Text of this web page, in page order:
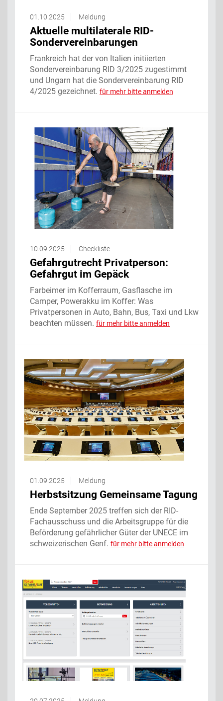
01.10.2025 Meldung
Aktuelle multilaterale RID-
Sondervereinbarungen
Frankreich hat der von Italien initiierten
Sondervereinbarung RID 3/2025 zugestimmt
und Ungarn hat die Sondervereinbarung RID
4/2025 gezeichnet. für mehr bitte anmelden
10.09.2025 Checkliste
Gefahrgutrecht Privatperson:
Gefahrgut im Gepäck
Farbeimer im Kofferraum, Gasflasche im
Camper, Powerakku im Koffer: Was
Privatpersonen in Auto, Bahn, Bus, Taxi und Lkw
beachten müssen. für mehr bitte anmelden
01.09.2025 Meldung
Herbstsitzung Gemeinsame Tagung
Ende September 2025 treffen sich der RID-
Fachausschuss und die Arbeitsgruppe für die
Beförderung gefährlicher Güter der UNECE im
schweizerischen Genf. für mehr bitte anmelden